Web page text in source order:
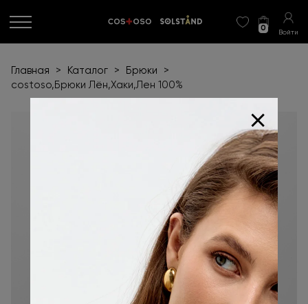
0 Войти
Главная > Каталог > Брюки
>
costoso,Брюки Лён,Хаки,Лен 100%
+